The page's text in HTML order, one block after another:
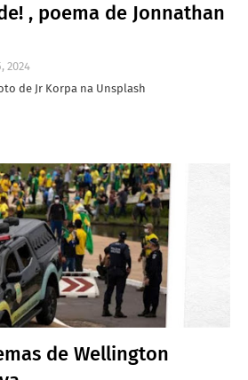
, poema de Jonnathan
2024
de Jr Korpa na Unsplash
de Wellington